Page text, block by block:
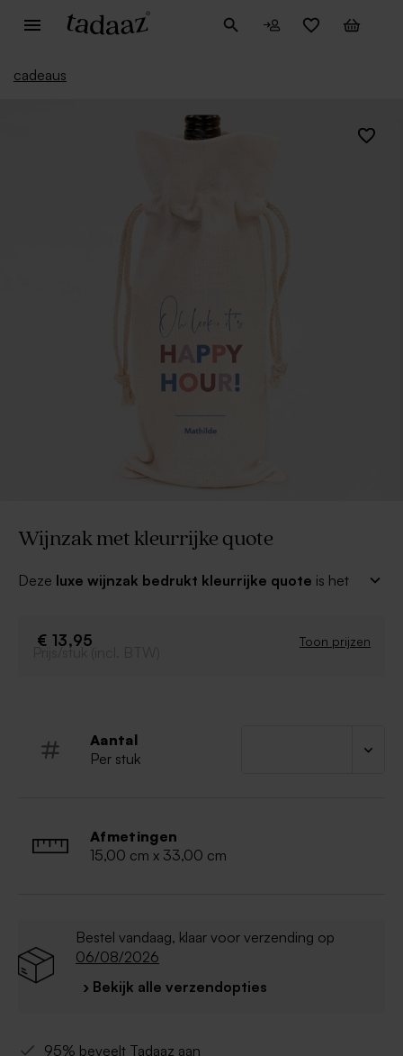
cadeaus
Wijnzak met kleurrijke quote
Deze luxe wijnzak bedrukt kleurrijke quote is het
€ 13,95 Toon prijzen
Prijs/stuk (incl. BTW)
Aantal
Per stuk
Afmetingen
15,00 cm x 33,00 cm
Bestel vandaag, klaar voor verzending op
06/08/2026
› Bekijk alle verzendopties
95% beveelt Tadaaz aan